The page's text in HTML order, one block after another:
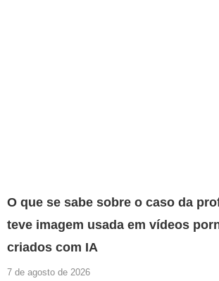
O que se sabe sobre o caso da
teve imagem usada em vídeos
criados com IA
7 de agosto de 2026